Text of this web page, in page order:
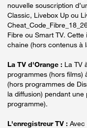
nouvelle souscription
Classic, Livebox Up ou
Fibre ou Smart TV.
chaine (hors contenus à
La TV d'Orange : La TV
programmes (hors films)
(hors programmes de
la diffusion) pendant
programme).
L'enregistreur TV :